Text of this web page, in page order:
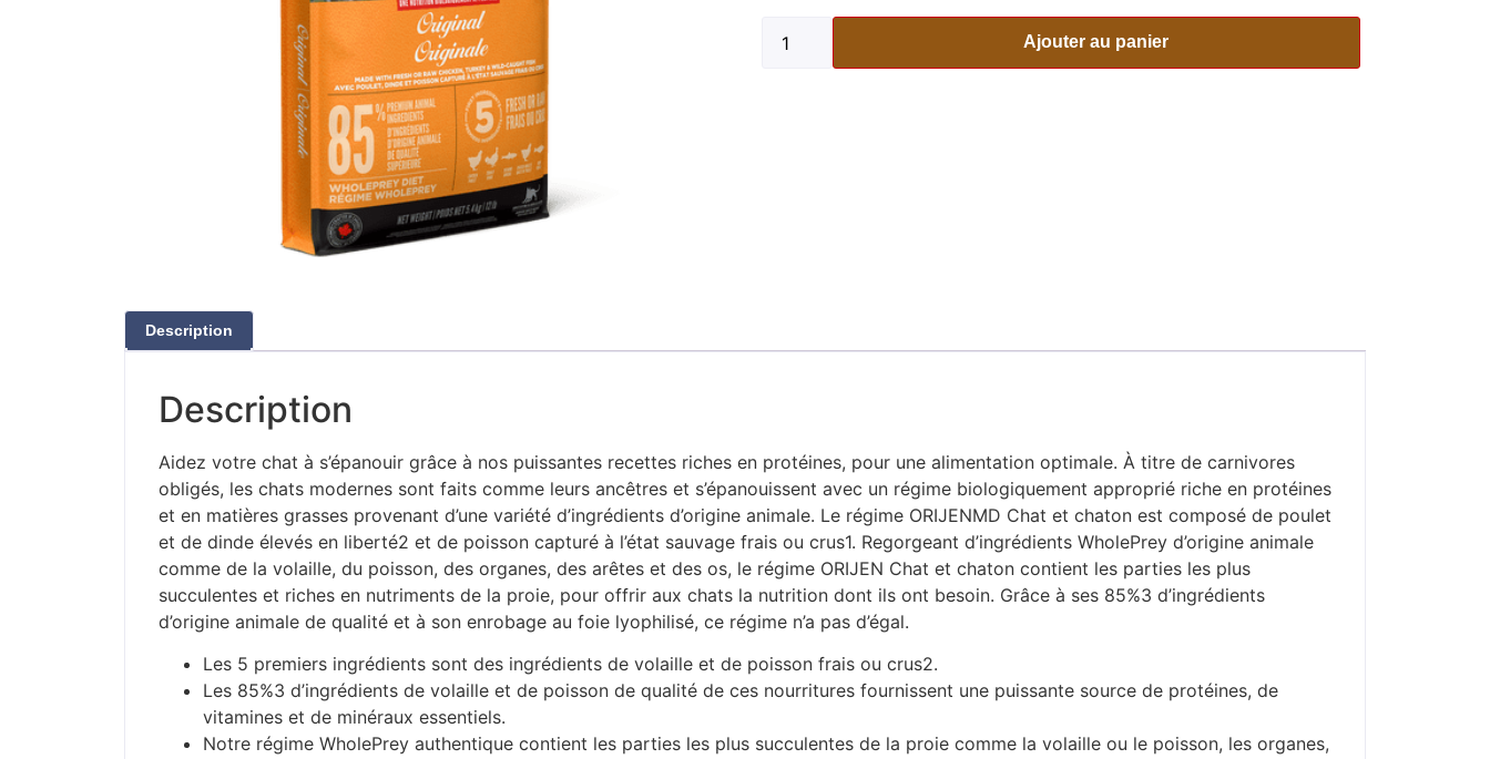
Ajouter au panier
Description
Description
Aidez votre chat à s’épanouir grâce à nos puissantes recettes riches en protéines, pour une alimentation optimale. À titre de carnivores
obligés, les chats modernes sont faits comme leurs ancêtres et s’épanouissent avec un régime biologiquement approprié riche en protéines
et en matières grasses provenant d’une variété d’ingrédients d’origine animale. Le régime ORIJENMD Chat et chaton est composé de poulet
et de dinde élevés en liberté2 et de poisson capturé à l’état sauvage frais ou crus1. Regorgeant d’ingrédients WholePrey d’origine animale
comme de la volaille, du poisson, des organes, des arêtes et des os, le régime ORIJEN Chat et chaton contient les parties les plus
succulentes et riches en nutriments de la proie, pour offrir aux chats la nutrition dont ils ont besoin. Grâce à ses 85%3 d’ingrédients
d’origine animale de qualité et à son enrobage au foie lyophilisé, ce régime n’a pas d’égal.
Les 5 premiers ingrédients sont des ingrédients de volaille et de poisson frais ou crus2.
Les 85%3 d’ingrédients de volaille et de poisson de qualité de ces nourritures fournissent une puissante source de protéines, de
vitamines et de minéraux essentiels.
Notre régime WholePrey authentique contient les parties les plus succulentes de la proie comme la volaille ou le poisson, les organes,